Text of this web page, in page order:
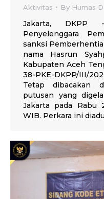
Aktivitas By Humas
Jakarta, DKPP
Penyelenggara
sanksi
nama Hasrun
Kabupaten Aceh
38-PKE-DKPP/III/
Tetap dibacakan
putusan yang
Jakarta pada Rabu
WIB. Perkara ini